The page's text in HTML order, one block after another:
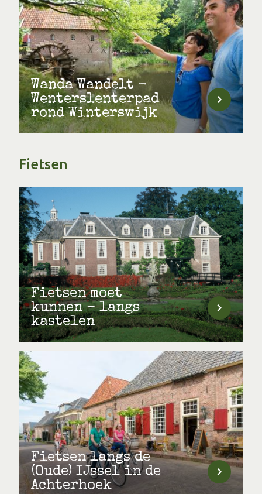
Wanda Wandelt -
Wenterslenterpad
rond Winterswijk
Fietsen
Fietsen moet
kunnen - langs
kastelen
Fietsen langs de
(Oude) IJssel in de
Achterhoek